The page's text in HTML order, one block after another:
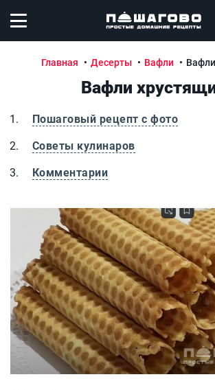
Открыть меню
Главная Десерты Вафли
Вафли
Пошаговый рецепт с фото
Советы кулинаров
Комментарии
Вафли хрустящие